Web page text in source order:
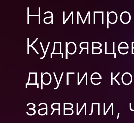
На
другие
заявили,